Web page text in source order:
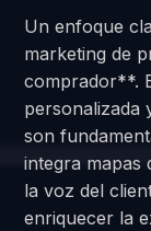
Un enfoque
marketing de
comprador**.
personalizada
son
integra mapas
la voz del
enriquecer la